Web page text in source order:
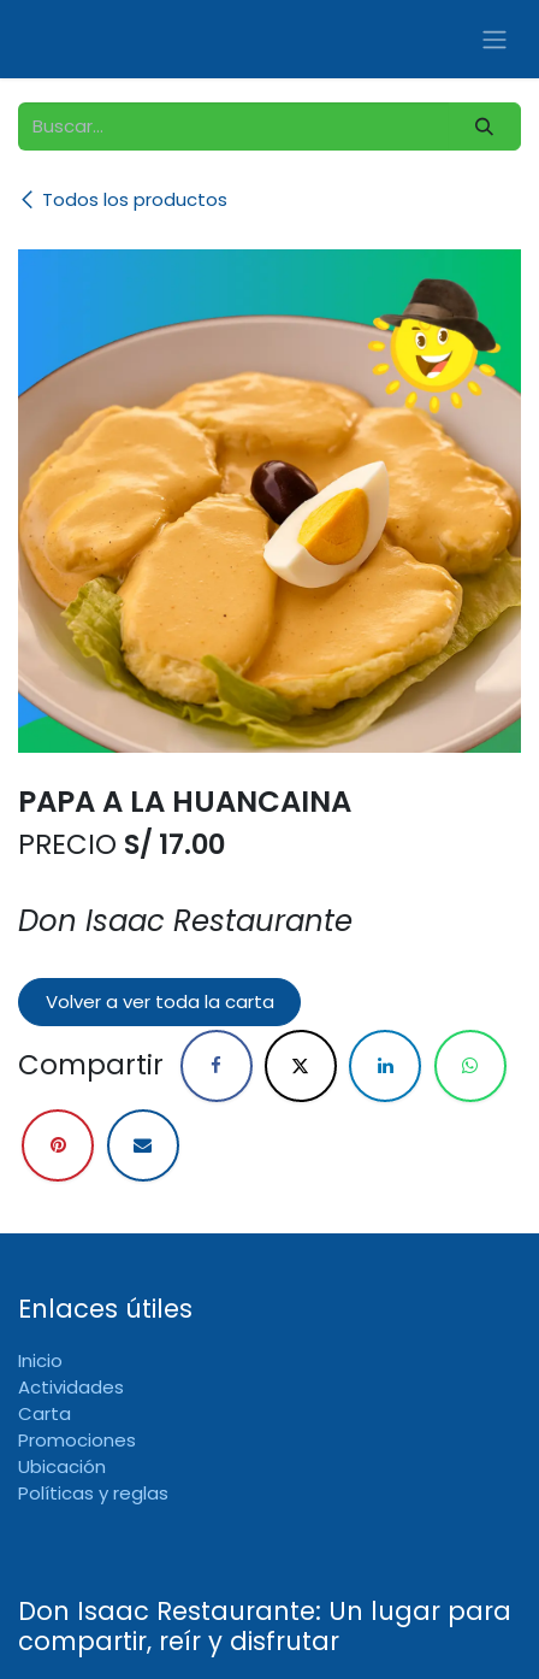
Todos los productos
PAPA A LA HUANCAINA
PRECIO S/ 17.00
Don Isaac Restaurante
Volver a ver toda la carta
Compartir
Enlaces útiles
Inicio
Actividades
Carta
Promociones
Ubicación
Políticas y reglas
Don Isaac Restaurante: Un lugar para
compartir, reír y disfrutar